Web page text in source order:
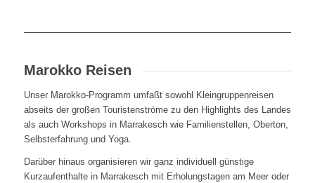
Marokko Reisen
Unser Marokko-Programm umfaßt sowohl Kleingruppenreisen
abseits der großen Touristenströme zu den Highlights des Landes
als auch Workshops in Marrakesch wie Familienstellen, Oberton,
Selbsterfahrung und Yoga.
Darüber hinaus organisieren wir ganz individuell günstige
Kurzaufenthalte in Marrakesch mit Erholungstagen am Meer oder